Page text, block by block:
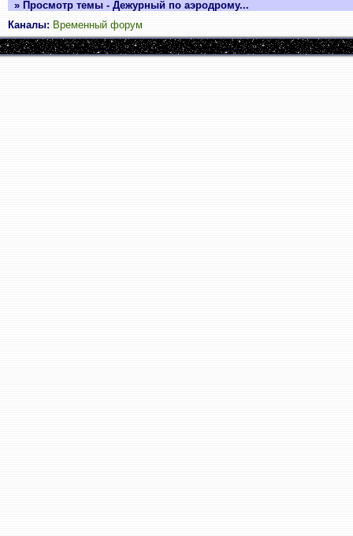
» Просмотр темы - Дежурный по аэродрому...
Каналы: Временный форум